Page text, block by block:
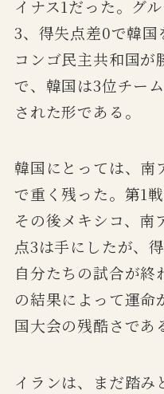
イナス1だった。グ
3、得失点差0で韓
コンゴ民主共和国が
で、韓国は3位チー
された形である。
韓国にとっては、南
で重く残った。第1
その後メキシコ、南
点3は手にしたが、
自分たちの試合が終
の結果によって運命
国大会の残酷さであ
イランは、まだ踏み